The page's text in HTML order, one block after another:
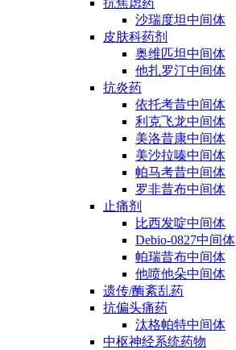
抗焦虑药
沙瑞度坦中间体
皮肤科药剂
奥维匹坦中间体
他扎罗汀中间体
抗炎药
依托考昔中间体
利克飞龙中间体
美洛昔康中间体
美沙拉嗪中间体
帕马考昔中间体
罗非昔布中间体
止痛剂
比西发啶中间体
Debio-0827中间体
帕瑞昔布中间体
他喷他朵中间体
遗传/酶紊乱药
抗偏头痛药
汰格帕特中间体
中枢神经系统药物